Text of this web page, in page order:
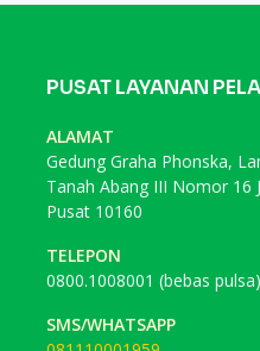
PUSAT LAYANAN
ALAMAT
Gedung Graha Phonska,
Tanah Abang III Nomor 16
Pusat 10160
TELEPON
0800.1008001 (bebas pulsa)
SMS/WHATSAPP